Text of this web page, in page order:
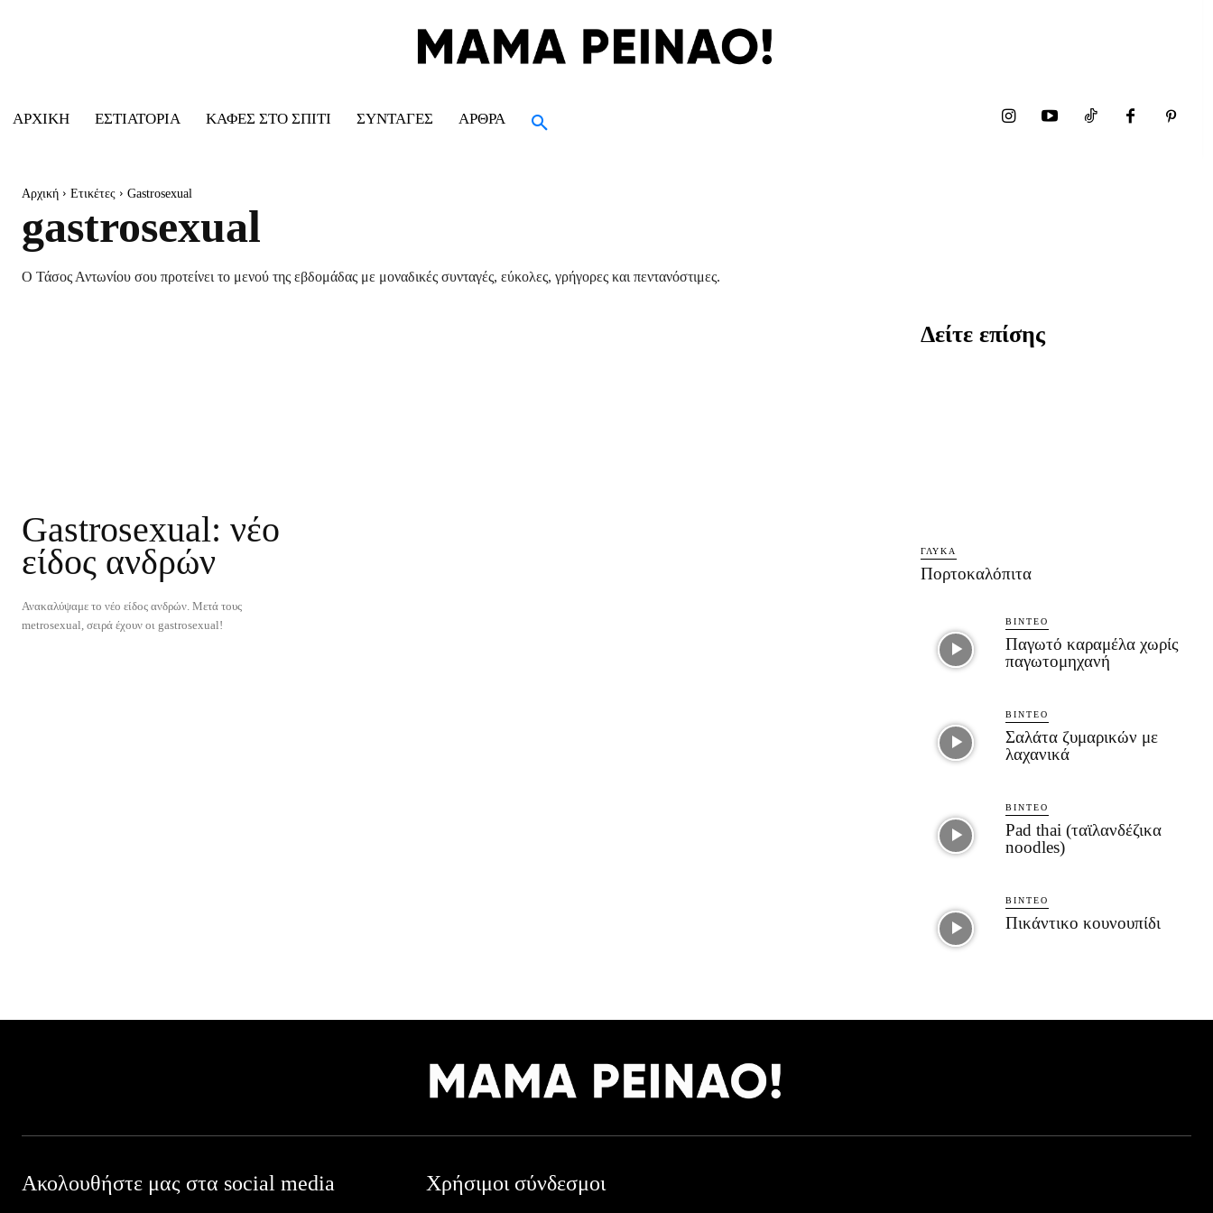
ΑΡΧΙΚΉ ΕΣΤΙΑΤΌΡΙΑ ΚΑΦΈΣ ΣΤΟ ΣΠΊΤΙ ΣΥΝΤΑΓΈΣ ΆΡΘΡΑ
Αρχική Ετικέτες Gastrosexual
gastrosexual
Ο Τάσος Αντωνίου σου προτείνει το μενού της εβδομάδας με μοναδικές συνταγές, εύκολες, γρήγορες και πεντανόστιμες.
Gastrosexual: νέο
είδος ανδρών
Ανακαλύψαμε το νέο είδος ανδρών. Mετά τους
metrosexual, σειρά έχουν οι gastrosexual!
Δείτε επίσης
ΓΛΥΚΆ
Πορτοκαλόπιτα
ΒΊΝΤΕΟ
Παγωτό καραμέλα χωρίς
παγωτομηχανή
ΒΊΝΤΕΟ
Σαλάτα ζυμαρικών με
λαχανικά
ΒΊΝΤΕΟ
Pad thai (ταϊλανδέζικα
noodles)
ΒΊΝΤΕΟ
Πικάντικο κουνουπίδι
Ακολουθήστε μας στα social media Χρήσιμοι σύνδεσμοι